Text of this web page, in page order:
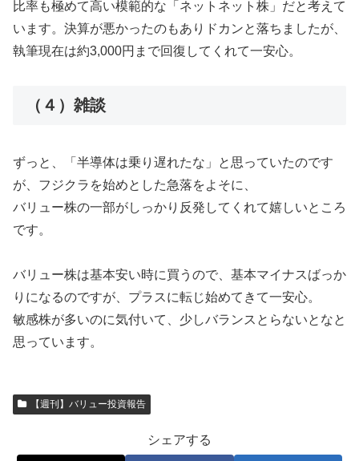
比率も極めて高い模範的な「ネットネット株」だと考えて
います。決算が悪かったのもありドカンと落ちましたが、
執筆現在は約3,000円まで回復してくれて一安心。
（４）雑談
ずっと、「半導体は乗り遅れたな」と思っていたのです
が、フジクラを始めとした急落をよそに、
バリュー株の一部がしっかり反発してくれて嬉しいところ
です。
バリュー株は基本安い時に買うので、基本マイナスばっか
りになるのですが、プラスに転じ始めてきて一安心。
敏感株が多いのに気付いて、少しバランスとらないとなと
思っています。
【週刊】バリュー投資報告
シェアする